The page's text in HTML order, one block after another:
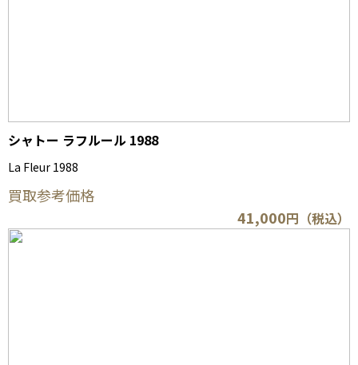
シャトー ラフルール 1988
La Fleur 1988
買取参考価格
41,000円（税込）